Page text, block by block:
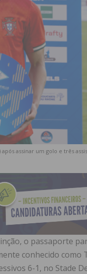
assinar um golo e três
o passaporte
conhecido como
6-1, no Stade